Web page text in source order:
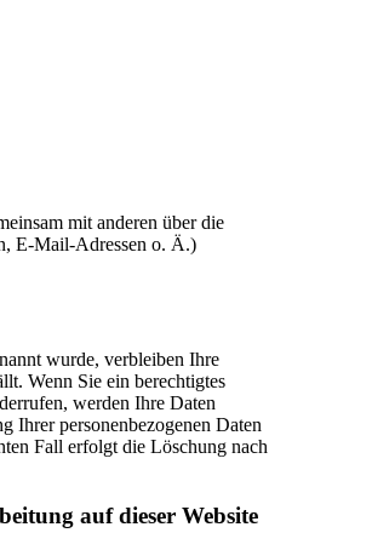
mit anderen über die
E-Mail-Adressen o. Ä.)
wurde, verbleiben Ihre
Wenn Sie ein berechtigtes
werden Ihre Daten
Ihrer personenbezogenen Daten
Fall erfolgt die Löschung nach
auf dieser Website